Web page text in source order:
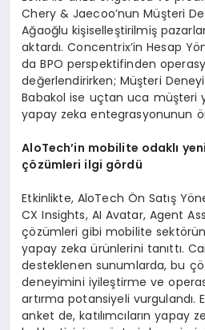
Chery & Jaecoo’nun Müşteri
Ağaoğlu kişiselleştirilmiş
aktardı. Concentrix’in Hesap
da BPO perspektifinden
değerlendirirken; Müşteri
Babakol ise uçtan uca müşteri
yapay zeka entegrasyonunun
AloTech’in mobilite odaklı
çözümleri ilgi gördü
Etkinlikte, AloTech Ön Satış
CX Insights, AI Avatar, Agent
çözümleri gibi mobilite
yapay zeka ürünlerini tanıttı.
desteklenen sunumlarda, bu
deneyimini iyileştirme ve
artırma potansiyeli vurgulandı.
anket de, katılımcıların yapay